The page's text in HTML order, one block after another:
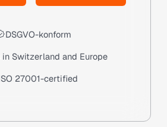
DSGVO-konform
in Switzerland and Europe
27001-certified